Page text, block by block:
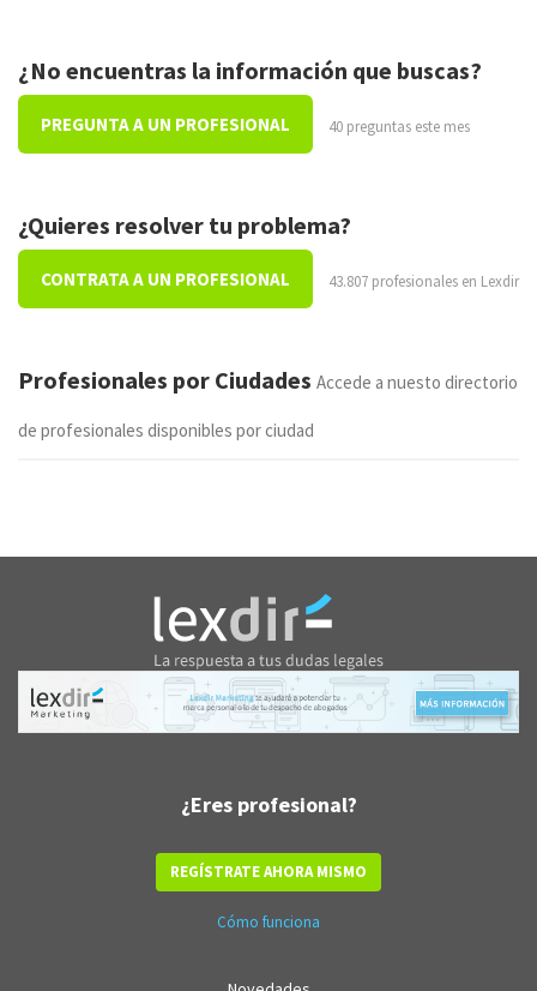
¿No encuentras la información que buscas?
PREGUNTA A UN PROFESIONAL 40 preguntas este mes
¿Quieres resolver tu problema?
CONTRATA A UN PROFESIONAL 43.807 profesionales en Lexdir
Profesionales por Ciudades Accede a nuesto directorio
de profesionales disponibles por ciudad
¿Eres profesional?
REGÍSTRATE AHORA MISMO
Cómo funciona